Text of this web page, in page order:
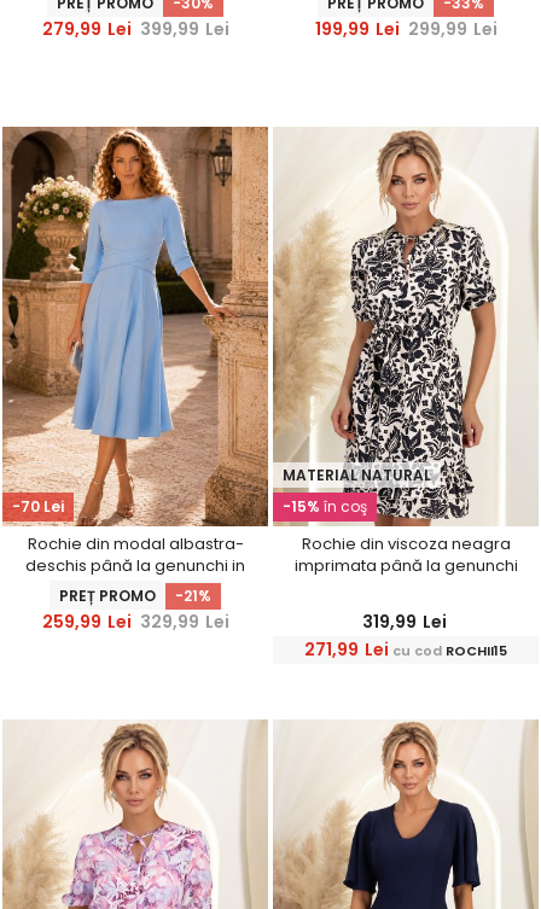
279,99 Lei 399,99 Lei 199,99 Lei 299,99 Lei
-70 Lei
Rochie din modal albastra-
deschis până la genunchi in
clos cu detalii frontale -
StarShinerS
PREȚ PROMO -21%
259,99 Lei 329,99 Lei
-15% în coş
MATERIAL NATURAL
Rochie din viscoza neagra
imprimata până la genunchi
StarShinerS
319,99 Lei
271,99 Lei cu cod ROCHII15